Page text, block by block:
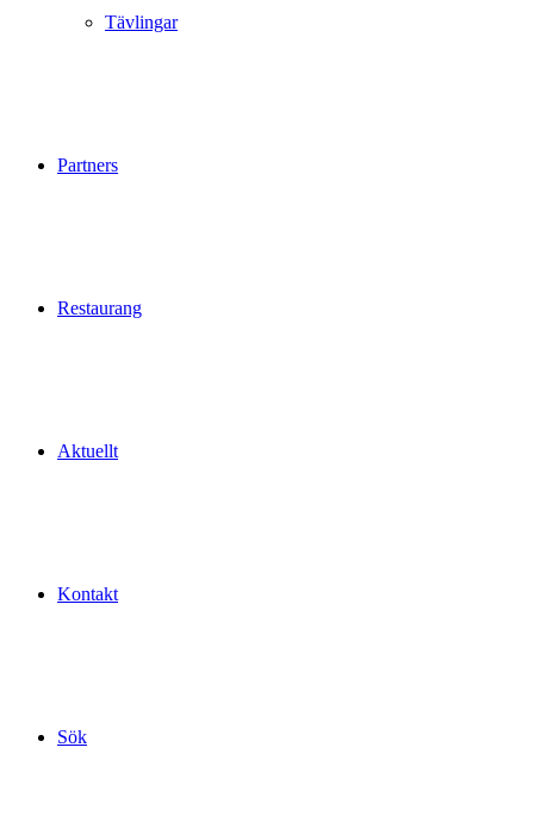
Tävlingar
Partners
Restaurang
Aktuellt
Kontakt
Sök